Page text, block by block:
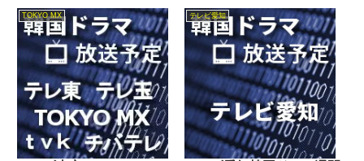
ジ・BS11・BS12・テレビ
東京・TOKYO MX・テレ
玉・チバテレ・テレビ神奈
川・テレビ大阪・サンテレ
ビ・KBS京都・テレビ愛
知・テレビ北海道）
TOKYO MX テレビ愛知